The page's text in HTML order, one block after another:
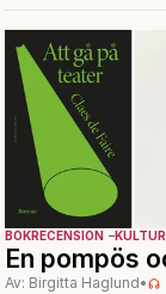
BOKRECENSION KULTUR
En pompös
Av: Birgitta Haglund•